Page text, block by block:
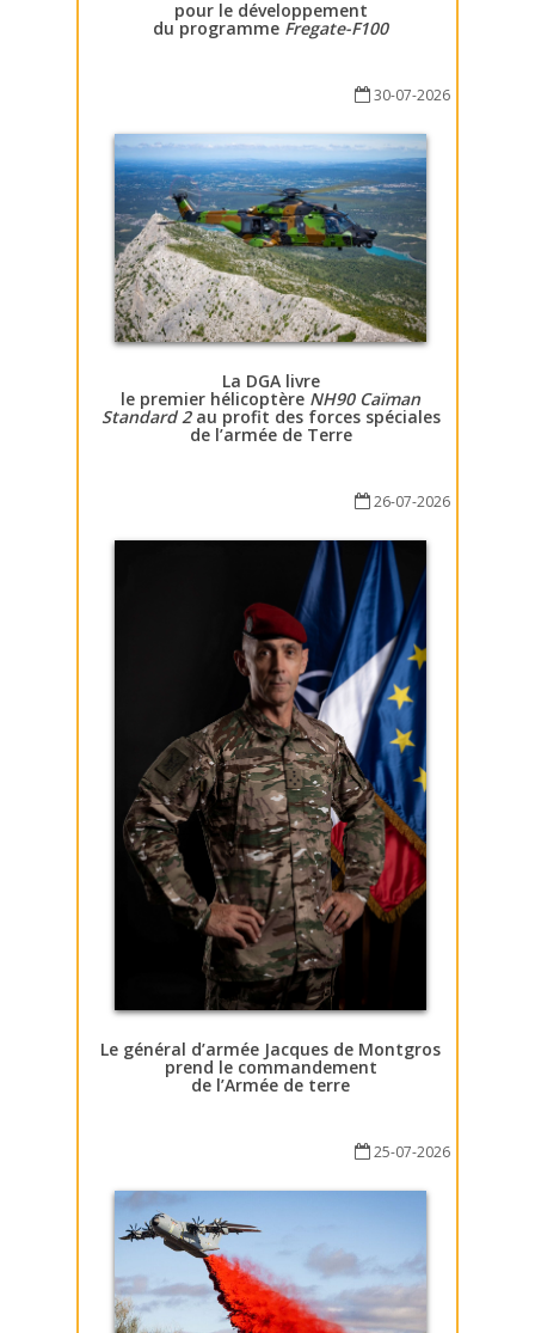
pour le développement
du programme Fregate-F100
30-07-2026
La DGA livre
le premier hélicoptère NH90 Caïman
Standard 2au profit des forces spéciales
de l’armée de Terre
26-07-2026
Le général d’armée Jacques de Montgros
prend le commandement
de l’Armée de terre
25-07-2026